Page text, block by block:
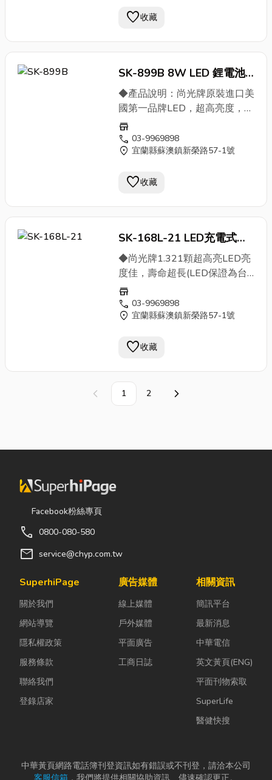
150g（不含電池）4. 電池：
度：850流明6. 附全自動雙槽充
支及頭燈固定魔鬼氈 ◆競爭特
點：品質優良,接受獨特設計或
LOGO,接受原廠委託代工製造
帽頭燈,工作頭燈,LED 工作燈,專
業照明燈,特殊場所工作燈
favorite收藏
SK-899B 8W LED 鋰電池
充電頭燈
◆產品說明：尚光牌原裝進口美
國第一品牌LED，超高亮度，及
高品質搭配特殊光學反射鏡面，
照射距離超越200米，加深反射
鏡面罩設距離超遠，且周邊餘光
地環境中看得更遠更清楚且更安
環境需求作切換改變亮度讓您操
加您使用的時間。 ◆競爭特
點：品質優良,交貨迅速,接受獨
特設計或LOGO,多樣設計,接受
造 ODM,接受原廠委託代工製造
OEM ◆關鍵字：尚光牌LED 鋰
具,LED頭燈
store
call 03-9969898
location_on 宜蘭縣蘇澳鎮新榮路57-1號
favorite收藏
SK-168L-21 LED充電式磁
鐵工作燈
◆尚光牌1.321顆超高亮LED亮
度佳，壽命超長(LED保證為台
灣製造高等及產品)，超省電，
使用時間超過10小時。2.電池
採用第一品牌 (YUASA 湯淺電
上，品質有保障。3.附有強力磁
機具更便利您的工作。4.小頭及
灣管設計專為小空間及小縫隙設
計。5.特殊前方透明蓋可更換設
質優良,交貨迅速,接受獨特設計
store
call 03-9969898
location_on 宜蘭縣蘇澳鎮新榮路57-1號
favorite收藏
上一頁 1 2 下一頁
Facebook粉絲專頁
call 0800-080-580
mail service@chyp.com.tw
SuperhiPage
關於我們
網站導覽
隱私權政策
服務條款
聯絡我們
登錄店家
廣告媒體
線上媒體
戶外媒體
平面廣告
工商日誌
相關資訊
簡訊平台
最新消息
中華電信
英文黃頁(ENG)
平面刊物索取
SuperLife
醫健快搜
中華黃頁網路電話簿刊登資訊如有錯誤或不刊登，請洽本公司